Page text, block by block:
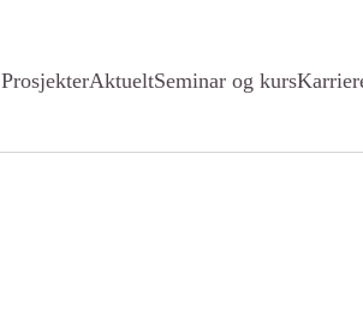
ProsjekterAktueltSeminar og kurs